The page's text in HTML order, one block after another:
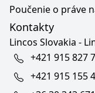
Poučenie o práve
Kontakty
Lincos Slovakia -
+421 915 827
+421 915 155